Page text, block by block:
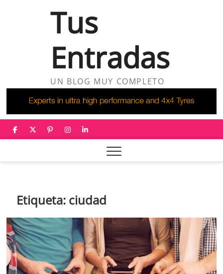
Tus
Entradas
UN BLOG MUY COMPLETO
facebook
twitter
pinterest
instagram
linkedin
Etiqueta: ciudad